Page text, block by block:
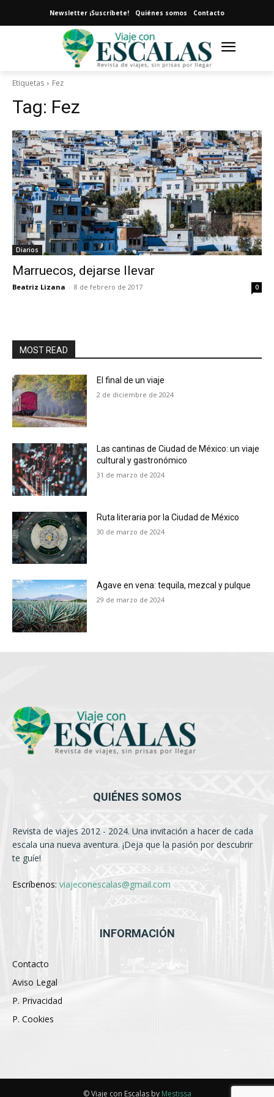
Newsletter ¡Suscríbete! Quiénes somos Contacto
Etiquetas Fez
Tag: Fez
Diarios
Marruecos, dejarse llevar
Beatriz Lizana - 8 de febrero de 2017 0
MOST READ
El final de un viaje
2 de diciembre de 2024
Las cantinas de Ciudad de México: un viaje
cultural y gastronómico
31 de marzo de 2024
Ruta literaria por la Ciudad de México
30 de marzo de 2024
Agave en vena: tequila, mezcal y pulque
29 de marzo de 2024
QUIÉNES SOMOS
Revista de viajes 2012 - 2024. Una invitación a hacer de cada
escala una nueva aventura. ¡Deja que la pasión por descubrir
te guíe!
Escríbenos: viajeconescalas@gmail.com
INFORMACIÓN
Contacto
Aviso Legal
P. Privacidad
P. Cookies
© Viaje con Escalas by Mestissa